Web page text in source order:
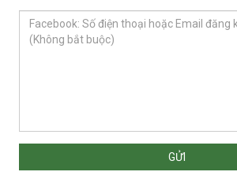
GỬI